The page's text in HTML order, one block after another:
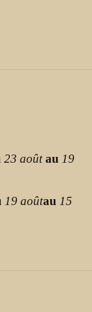
23 août au 19
19 aoûtau 15